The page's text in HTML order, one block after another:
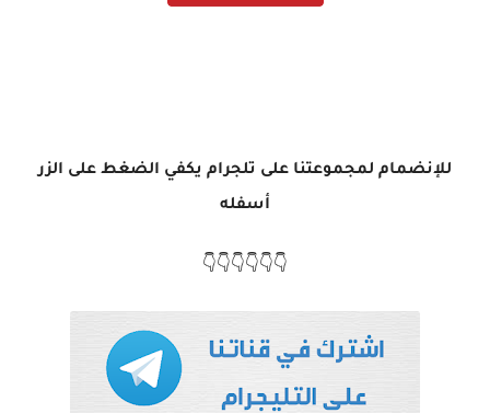
للإنضمام لمجموعتنا على تلجرام يكفي الضغط على الزر
أسفله
👇👇👇👇👇👇